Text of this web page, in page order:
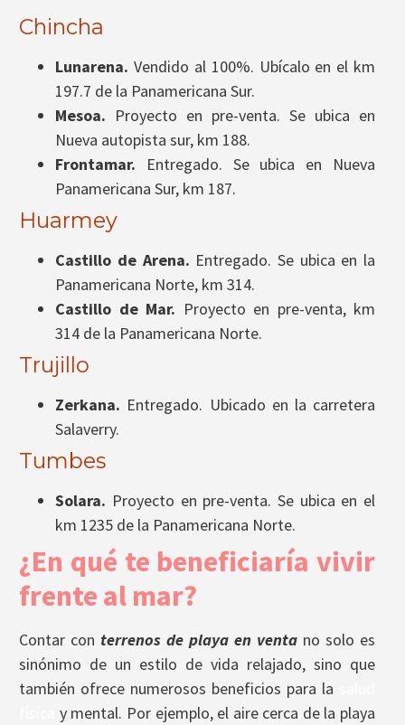
Chincha
Lunarena. Vendido al 100%. Ubícalo en el km
197.7 de la Panamericana Sur.
Mesoa. Proyecto en pre-venta. Se ubica en
Nueva autopista sur, km 188.
Frontamar. Entregado. Se ubica en Nueva
Panamericana Sur, km 187.
Huarmey
Castillo de Arena. Entregado. Se ubica en la
Panamericana Norte, km 314.
Castillo de Mar. Proyecto en pre-venta, km
314 de la Panamericana Norte.
Trujillo
Zerkana. Entregado. Ubicado en la carretera
Salaverry.
Tumbes
Solara. Proyecto en pre-venta. Se ubica en el
km 1235 de la Panamericana Norte.
¿En qué te beneficiaría vivir
frente al mar?
Contar con terrenos de playa en venta no solo es
sinónimo de un estilo de vida relajado, sino que
también ofrece numerosos beneficios para la
y mental. Por ejemplo, el aire cerca de la playa